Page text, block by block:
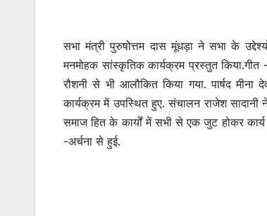
सभा मंत्री पुरुषोत्तम दास मूंधड़ा ने सभा के
मनमोहक सांस्कृतिक कार्यक्रम प्रस्तुत
रौशनी से भी आलौकित किया गया. पार्षद मीना
कार्यक्रम में उपस्थित हुए. संचालन राजेश
समाज हित के कार्यों में सभी से एक जुट होकर
-अर्चना से हुई.